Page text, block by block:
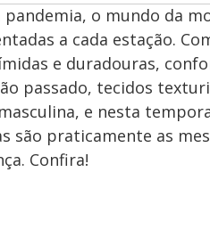
pandemia, o mundo da
a cada estação.
e duradouras,
passado, tecidos
e nesta
são praticamente as
Confira!